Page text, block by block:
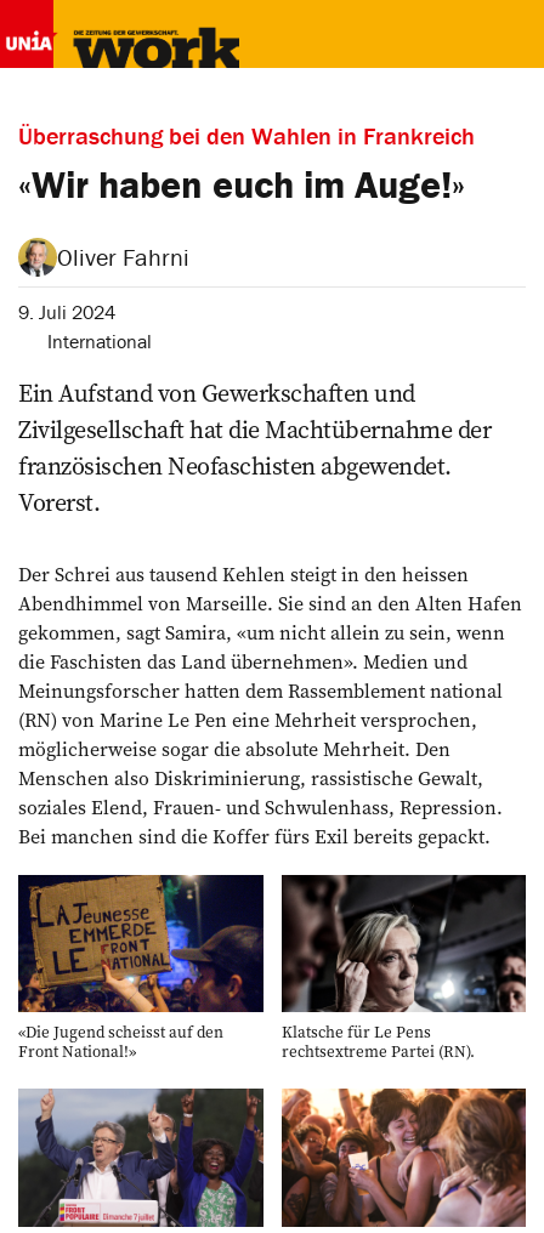
Überraschung bei den Wahlen in Frankreich
«Wir haben euch im Auge!»
Oliver Fahrni
9. Juli 2024
International
Ein Aufstand von Gewerkschaften und
Zivilgesellschaft hat die Machtübernahme der
französischen Neofaschisten abgewendet.
Vorerst.
Der Schrei aus tausend Kehlen steigt in den heissen
Abendhimmel von Marseille. Sie sind an den Alten Hafen
gekommen, sagt Samira, «um nicht allein zu sein, wenn
die Faschisten das Land übernehmen». Medien und
Meinungsforscher hatten dem Rassemblement national
(RN) von Marine Le Pen eine Mehrheit versprochen,
möglicherweise sogar die absolute Mehrheit. Den
Menschen also Diskriminierung, rassistische Gewalt,
soziales Elend, Frauen- und Schwulenhass, Repression.
Bei manchen sind die Koffer fürs Exil bereits gepackt.
«Die Jugend scheisst auf den
Front National!»
Klatsche für Le Pens
rechtsextreme Partei (RN).